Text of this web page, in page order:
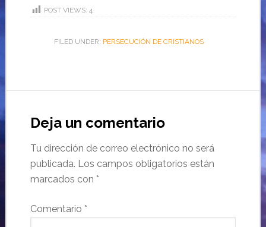
POST VIEWS: 4
FILED UNDER: PERSECUCIÓN DE CRISTIANOS
Deja un comentario
Tu dirección de correo electrónico no será
publicada. Los campos obligatorios están
marcados con *
Comentario *